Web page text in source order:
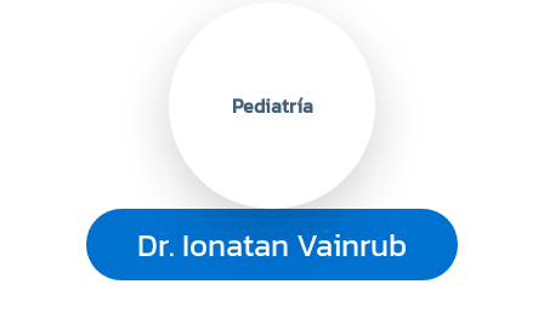
Dr. Ionatan Vainrub
Pediatría